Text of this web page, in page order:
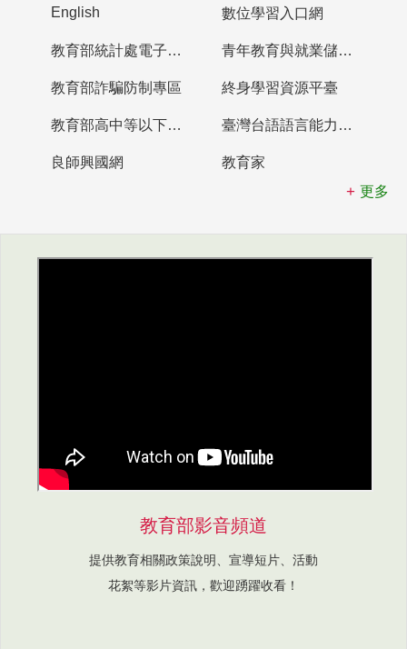
English 數位學習入口網
教育部統計處電子書櫃 青年教育與就業儲蓄帳戶
教育部詐騙防制專區 終身學習資源平臺
教育部高中等以下學校及幼兒園教師資格檢定考試 臺灣台語語言能力認證網站
良師興國網
教育家
更多
教育部影音頻道
提供教育相關政策說明、宣導短片、活動
花絮等影片資訊，歡迎踴躍收看！